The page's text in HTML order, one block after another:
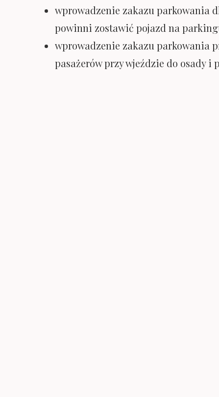
wprowadzenie zakazu parkowania
powinni zostawić pojazd na
wprowadzenie zakazu parkowania
pasażerów przy wjeździe do osady